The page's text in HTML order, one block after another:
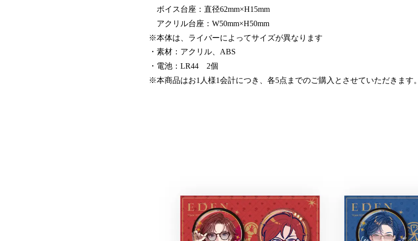
ボイス台座：直径62mm×H15mm
アクリル台座：W50mm×H50mm
※本体は、ライバーによってサイズが異なります
・素材：アクリル、ABS
・電池：LR44 2個
※本商品はお1人様1会計につき、各5点までのご購入とさせていただきます。